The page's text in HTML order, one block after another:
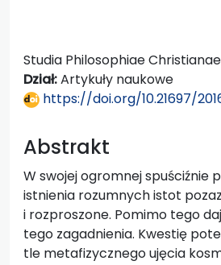
Studia Philosophiae Christianae
Dział:Artykuły naukowe
https://doi.org/10.21697/
Abstrakt
W swojej ogromnej spuściźnie
istnienia rozumnych istot
i rozproszone. Pomimo tego
tego zagadnienia. Kwestię
tle metafizycznego ujęcia